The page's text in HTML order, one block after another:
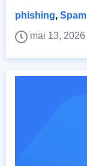
phishing, Spam
mai 13, 2026